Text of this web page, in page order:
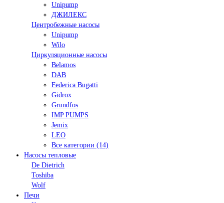
Unipump
ДЖИЛЕКС
Центробежные насосы
Unipump
Wilo
Циркуляционные насосы
Belamos
DAB
Federica Bugatti
Gidrox
Grundfos
IMP PUMPS
Jemix
LEO
Все категории (14)
Насосы тепловые
De Dietrich
Toshiba
Wolf
Печи